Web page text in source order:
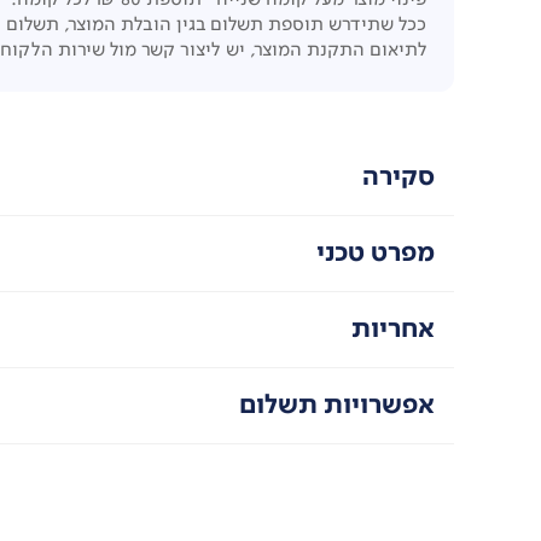
ככל שתידרש תוספת תשלום בגין הובלת המוצר,
לתיאום התקנת המוצר, יש ליצור קשר מול שירות
סקירה
מפרט טכני
אחריות
אפשרויות תשלום